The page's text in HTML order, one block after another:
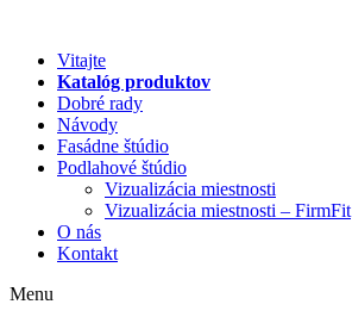
obsah
Vitajte
Katalóg produktov
Dobré rady
Návody
Fasádne štúdio
Podlahové štúdio
Vizualizácia miestnosti
Vizualizácia miestnosti – FirmFit
O nás
Kontakt
Menu